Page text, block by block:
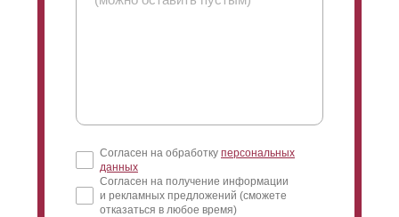
Согласен на обработку персональных
данных
Согласен на получение информации
и рекламных предложений (сможете
отказаться в любое время)